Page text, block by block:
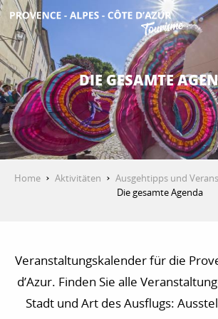
Aller
contenu
principal
ENTDECKEN
AKTIVITÄTEN
AUFENTHALT
DIE GESAMTE
Home Aktivitäten
Ausgehtipps und
Die gesamte Agenda
Veranstaltungskalender für die
d’Azur. Finden Sie alle
Stadt und Art des Ausflugs: